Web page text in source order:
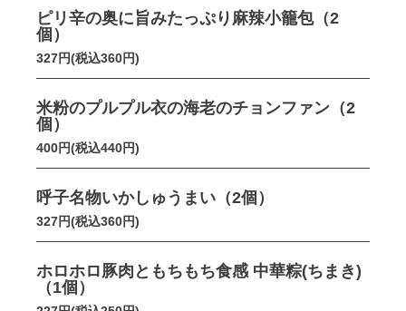
ピリ辛の奥に旨みたっぷり麻辣小籠包（2
個）
327円(税込360円)
米粉のプルプル衣の海老のチョンファン（2
個）
400円(税込440円)
呼子名物いかしゅうまい（2個）
327円(税込360円)
ホロホロ豚肉ともちもち食感 中華粽(ちまき)
（1個）